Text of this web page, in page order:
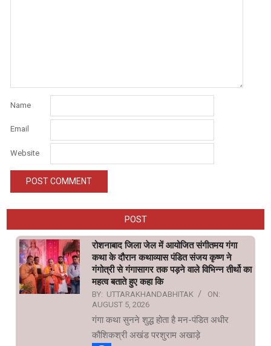
Name
Email
Website
POST
रोशनाबाद जिला जेल में आयोजित संगीतमय गंगा
कथा के दौरान कथाव्यास पंडित संजय कृष्ण ने
गंगोत्री से गंगासागर तक पड़ने वाले विभिन्न तीर्थो का
महत्व बताते हुए कहा कि
BY: UTTARAKHANDABHITAK
ON:
AUGUST 5, 2026
गंगा कथा सुनने शुद्ध होता है मन-पंडित अधीर
कौशिकश्री अखंड परशुराम अखाड़े